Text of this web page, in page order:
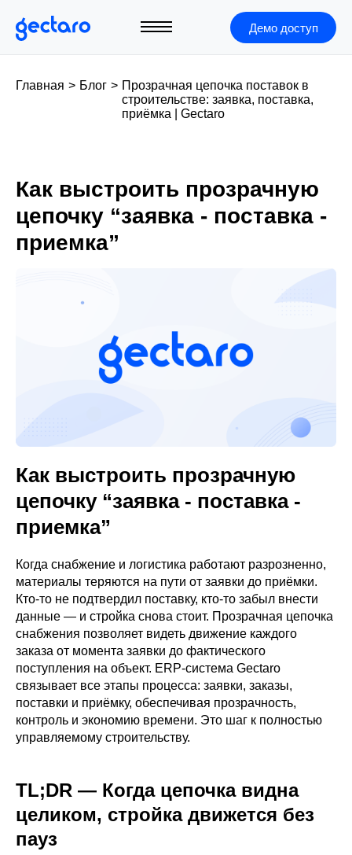
Демо доступ
Главная > Блог > Прозрачная цепочка поставок в
строительстве: заявка, поставка,
приёмка | Gectaro
Как выстроить прозрачную
цепочку “заявка - поставка -
приемка”
Как выстроить прозрачную
цепочку “заявка - поставка -
приемка”
Когда снабжение и логистика работают разрозненно,
материалы теряются на пути от заявки до приёмки.
Кто-то не подтвердил поставку, кто-то забыл внести
данные — и стройка снова стоит. Прозрачная цепочка
снабжения позволяет видеть движение каждого
заказа от момента заявки до фактического
поступления на объект. ERP-система Gectaro
связывает все этапы процесса: заявки, заказы,
поставки и приёмку, обеспечивая прозрачность,
контроль и экономию времени. Это шаг к полностью
управляемому строительству.
TL;DR — Когда цепочка видна
целиком, стройка движется без
пауз